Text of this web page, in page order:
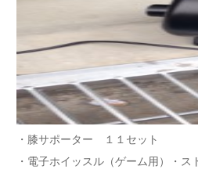
・膝サポーター １１セット
・電子ホイッスル（ゲーム用）・ス